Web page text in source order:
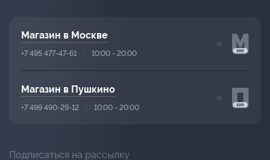
Магазин в Москве
+7 495 477-47-61 10:00 - 20:00
Магазин в Пушкино
+7 499 490-29-12 10:00 - 20:00
Подписаться на рассылку